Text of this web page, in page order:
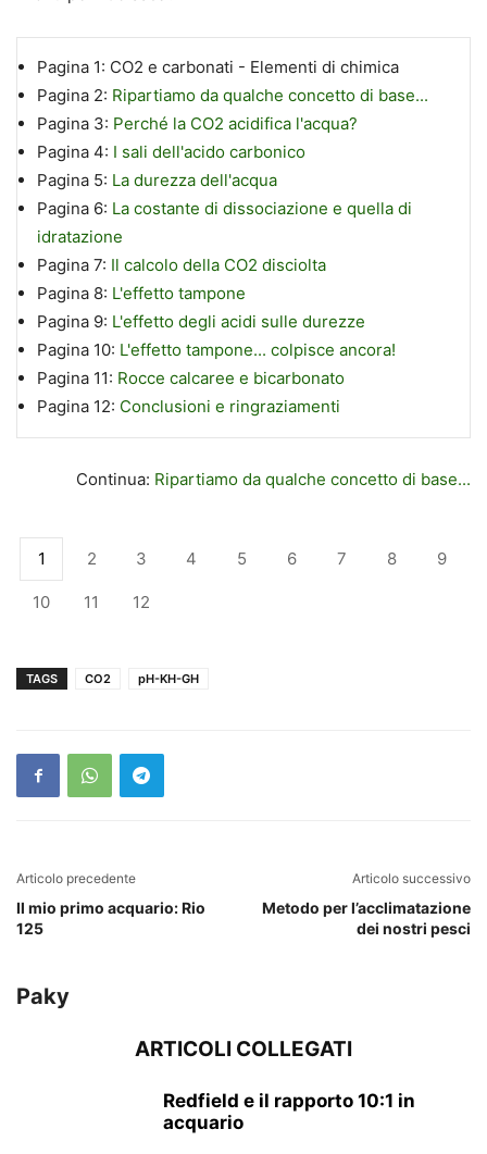
Pagina 1: CO2 e carbonati - Elementi di chimica
Pagina 2: Ripartiamo da qualche concetto di base...
Pagina 3: Perché la CO2 acidifica l'acqua?
Pagina 4: I sali dell'acido carbonico
Pagina 5: La durezza dell'acqua
Pagina 6: La costante di dissociazione e quella di
idratazione
Pagina 7: Il calcolo della CO2 disciolta
Pagina 8: L'effetto tampone
Pagina 9: L'effetto degli acidi sulle durezze
Pagina 10: L'effetto tampone... colpisce ancora!
Pagina 11: Rocce calcaree e bicarbonato
Pagina 12: Conclusioni e ringraziamenti
Continua: Ripartiamo da qualche concetto di base...
1 2 3 4 5 6 7 8 9
10 11 12
TAGS CO2 pH-KH-GH
Articolo precedente
Il mio primo acquario: Rio
125
Articolo successivo
Metodo per l’acclimatazione
dei nostri pesci
Paky
ARTICOLI COLLEGATI
Redfield e il rapporto 10:1 in
acquario